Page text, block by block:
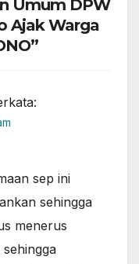
Umum DPW
Ajak Warga
sep ini
sehingga
menerus